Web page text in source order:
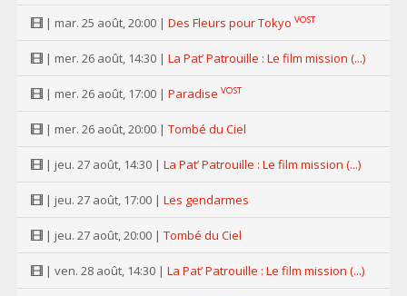
| mar. 25 août, 20:00 | Des Fleurs pour Tokyo VOST
| mer. 26 août, 14:30 | La Pat’ Patrouille : Le film mission (...)
| mer. 26 août, 17:00 | Paradise VOST
| mer. 26 août, 20:00 | Tombé du Ciel
| jeu. 27 août, 14:30 | La Pat’ Patrouille : Le film mission (...)
| jeu. 27 août, 17:00 | Les gendarmes
| jeu. 27 août, 20:00 | Tombé du Ciel
| ven. 28 août, 14:30 | La Pat’ Patrouille : Le film mission (...)